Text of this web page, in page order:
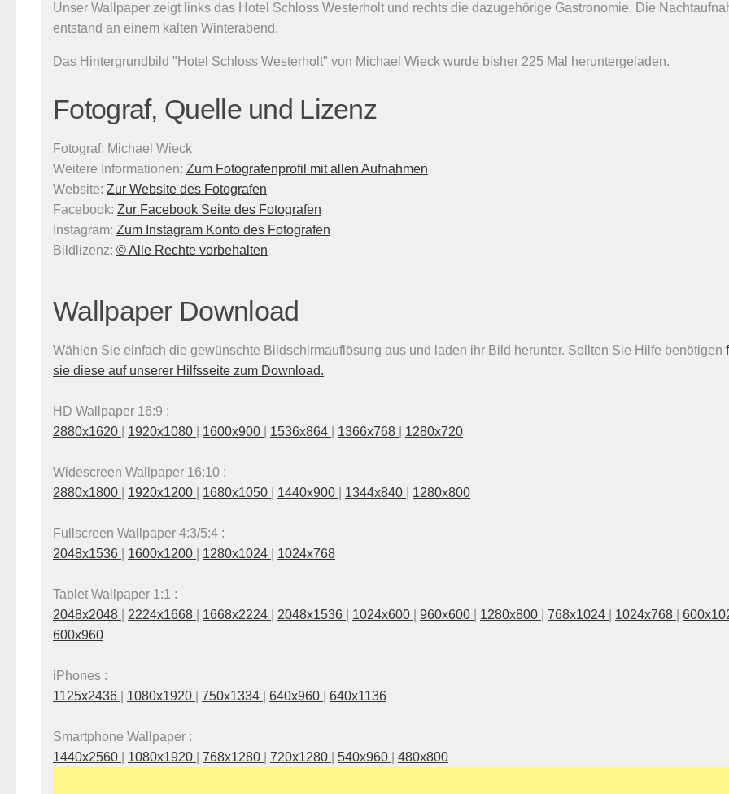
Unser Wallpaper zeigt links das Hotel Schloss Westerholt und rechts die dazugehörige Gastronomie. Die
entstand an einem kalten Winterabend.
Das Hintergrundbild "Hotel Schloss Westerholt" von Michael Wieck wurde bisher 225 Mal heruntergeladen.
Fotograf, Quelle und Lizenz
Fotograf: Michael Wieck
Weitere Informationen: Zum Fotografenprofil mit allen Aufnahmen
Website: Zur Website des Fotografen
Facebook: Zur Facebook Seite des Fotografen
Instagram: Zum Instagram Konto des Fotografen
Bildlizenz: © Alle Rechte vorbehalten
Wallpaper Download
Wählen Sie einfach die gewünschte Bildschirmauflösung aus und laden ihr Bild herunter. Sollten Sie Hilfe benötigen
sie diese auf unserer Hilfsseite zum Download.
HD Wallpaper 16:9 :
2880x1620
1920x1080 1600x900 1536x864 1366x768 1280x720
Widescreen Wallpaper 16:10 :
2880x1800
1920x1200 1680x1050 1440x900 1344x840 1280x800
Fullscreen Wallpaper 4:3/5:4 :
2048x1536
1600x1200 1280x1024 1024x768
Tablet Wallpaper 1:1 :
2048x2048
2224x1668 1668x2224 2048x1536 1024x600 960x600 1280x800 768x1024 1024x768
600x960
iPhones :
1125x2436
1080x1920 750x1334 640x960 640x1136
Smartphone Wallpaper :
1440x2560
1080x1920 768x1280 720x1280 540x960 480x800